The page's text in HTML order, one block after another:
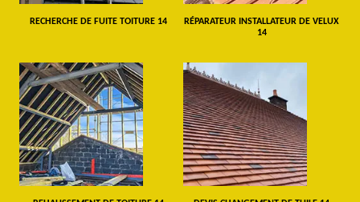
RECHERCHE DE FUITE TOITURE 14
RÉPARATEUR INSTALLATEUR DE VELUX
14